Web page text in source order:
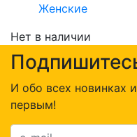
Женские
Нет в наличии
И обо всех новинках
первым!